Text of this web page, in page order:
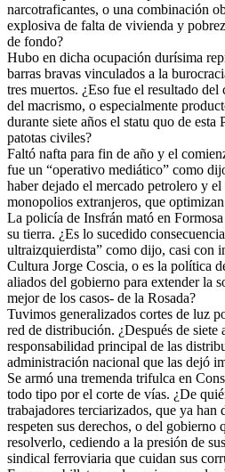
narcotraficantes, o una combinación
explosiva de falta de vivienda y
de fondo?
Hubo en dicha ocupación durísima
barras bravas vinculados a la
tres muertos. ¿Eso fue el resultado
del macrismo, o especialmente
durante siete años el statu quo de esta
patotas civiles?
Faltó nafta para fin de año y el
fue un “operativo mediático” como
haber dejado el mercado petrolero y
monopolios extranjeros, que
La policía de Insfrán mató en
su tierra. ¿Es lo sucedido
ultraizquierdista” como dijo, casi con
Cultura Jorge Coscia, o es la política
aliados del gobierno para extender la
mejor de los casos- de la Rosada?
Tuvimos generalizados cortes de luz
red de distribución. ¿Después de siete
responsabilidad principal de las
administración nacional que las dejó
Se armó una tremenda trifulca en
todo tipo por el corte de vías. ¿De
trabajadores terciarizados, que ya han
respeten sus derechos, o del gobierno
resolverlo, cediendo a la presión de
sindical ferroviaria que cuidan sus